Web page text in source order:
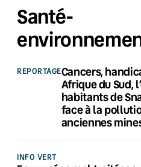
Santé-
REPORTAGECancers,
Afrique du Sud,
habitants de
face à la
anciennes
INFO VERT